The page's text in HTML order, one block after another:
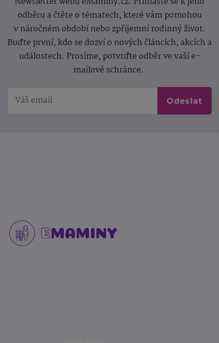
odběru a čtěte o tématech, které vám pomohou
v náročném období nebo zpříjemní rodinný život.
Buďte první, kdo se dozví o nových článcích, akcích a
událostech. Prosíme, potvrďte odběr ve vaší e-
mailové schránce.
Odeslat